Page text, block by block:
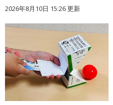
2026年8月10日 15:26更新